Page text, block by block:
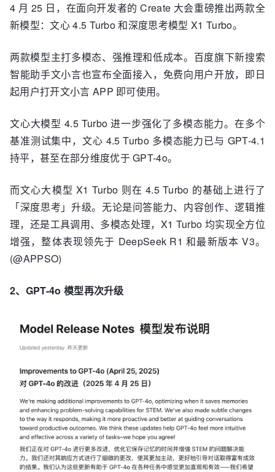
4 月 25 日，在面向开发者的 Create 大会重磅推出两款全
新模型：文心 4.5 Turbo 和深度思考模型 X1 Turbo。
两款模型主打多模态、强推理和低成本。百度旗下新搜索
智能助手文小言也宣布全面接入，免费向用户开放，即日
起用户打开文小言 APP 即可使用。
文心大模型 4.5 Turbo 进一步强化了多模态能力。在多个
基准测试集中，文心 4.5 Turbo 多模态能力已与 GPT-4.1
持平，甚至在部分维度优于 GPT-4o。
而文心大模型 X1 Turbo 则在 4.5 Turbo 的基础上进行了
「深度思考」升级。无论是问答能力、内容创作、逻辑推
理，还是工具调用、多模态处理，X1 Turbo 均实现全方位
增强，整体表现领先于 DeepSeek R1 和最新版本 V3。
(@APPSO)
2、GPT-4o 模型再次升级